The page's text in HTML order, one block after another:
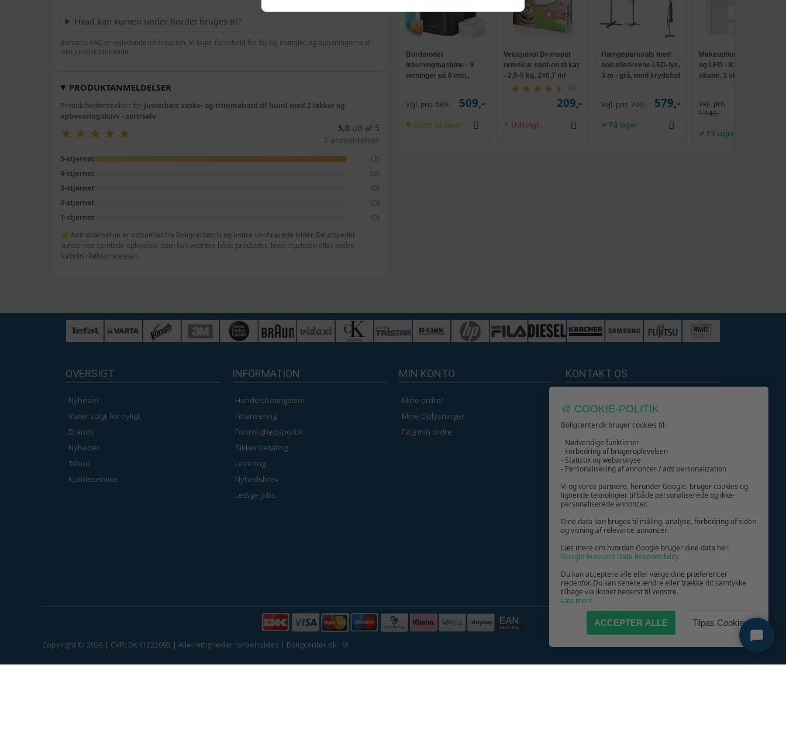
Hvad kan kurven under bordet bruges til?
Bemærk: FAQ er vejledende information. Vi tager forbehold for fejl og mangler, og oplysningerne er
ikke juridisk bindende.
PRODUKTANMELDELSER
Produktbedømmelser for Justerbart vaske- og trimmebord til hund med 2 løkker og
opbevaringskurv - sort/sølv
★
★ ★
★ ★
★ ★
★ ★
★ 5,0 ud af 5
2 anmeldelser
5-stjernet (2)
4-stjernet (0)
3-stjernet (0)
2-stjernet (0)
1-stjernet (0)
⭐ Anmeldelserne er indsamlet fra Boligcenter.dk og andre verificerede kilder. De afspejler
kundernes samlede oplevelse, som kan vedrøre både produktet, leveringstiden eller andre
forhold i købsprocessen.
Bordmodel
isterningmaskine - 9
terninger på 6 min.,
Vejl. pris 569,- 509,-
Snart på lager
Vetoquinol Dronspot
ormekur spot-on til kat
- 2,5-5 kg, 2×0,7 ml
(2)
209,-
Udsolgt
Hængeparasols med
solcelledrevne LED-lys,
3 m - grå, med krydsfod
Vejl. pris 709,- 579,-
På lager
Makeupbord med spejl
og LED - Kailyn, 2
skabe, 3 skuffer, 5
uden værktøj - cloud
hvid
Vejl. pris
1.149,-
På lager
OVERSIGT
Nyheder
Varer solgt for nyligt
Brands
Nyheder
Tilbud
Kundeservice
INFORMATION
Handelsbetingelser
Finansering
Fortrolighedspolitik
Sikker betaling
Levering
Nyhedsbrev
Ledige jobs
MIN KONTO
Mine ordrer
Mine Oplysninger
Følg min ordre
KONTAKT OS
GIV GLÆDE MED ET GAVEKORT!
Copyright © 2026 | CVR: DK41222093 | Alle rettigheder forbeholdes | Boligcenter.dk 🍪
🍪 COOKIE-POLITIK
Boligcenter.dk bruger cookies til:
- Nødvendige funktioner
- Forbedring af brugeroplevelsen
- Statistik og webanalyse
- Personalisering af annoncer / ads personalization
Vi og vores partnere, herunder Google, bruger cookies og
lignende teknologier til både personaliserede og ikke-
personaliserede annoncer.
Dine data kan bruges til måling, analyse, forbedring af siden
og visning af relevante annoncer.
Læs mere om hvordan Google bruger dine data her:
Google Business Data Responsibility
Du kan acceptere alle eller vælge dine præferencer
nedenfor. Du kan senere ændre eller trække dit samtykke
tilbage via ikonet nederst til venstre.
Læs mere
ACCEPTER ALLE Tilpas Cookies